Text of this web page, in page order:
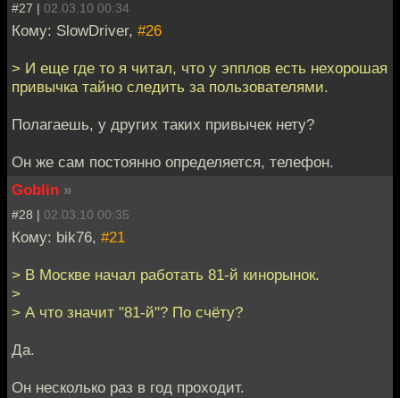
#27 | 02.03.10 00:34
Кому: SlowDriver, #26
> И еще где то я читал, что у эпплов есть нехорошая
привычка тайно следить за пользователями.
Полагаешь, у других таких привычек нету?
Он же сам постоянно определяется, телефон.
Goblin »
#28 | 02.03.10 00:35
Кому: bik76, #21
> В Москве начал работать 81-й кинорынок.
>
> А что значит "81-й"? По счёту?
Да.
Он несколько раз в год проходит.